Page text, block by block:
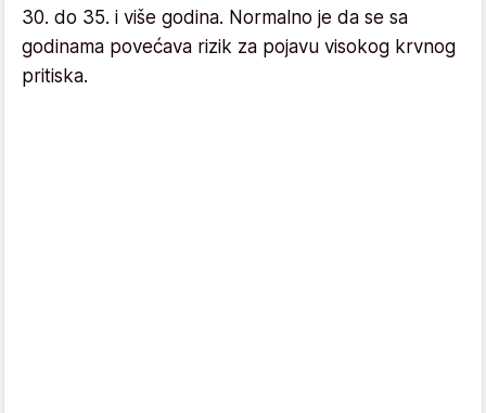
30. do 35. i više godina. Normalno je da se sa
godinama povećava rizik za pojavu visokog krvnog
pritiska.